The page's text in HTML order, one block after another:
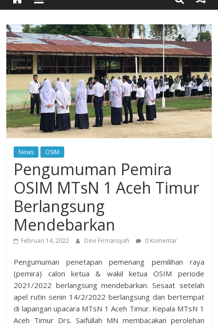
Timur
Simpang
Ulim,
Aceh
Timur
News OSIM
Pengumuman Pemira
OSIM MTsN 1 Aceh Timur
Berlangsung
Mendebarkan
Februari 14, 2022 Devi Firmansyah 0 Komentar
Pengumuman penetapan pemenang pemilihan raya
(pemira) calon ketua & wakil ketua OSIM periode
2021/2022 berlangsung mendebarkan. Sesaat setelah
apel rutin senin 14/2/2022 berlangsung dan bertempat
di lapangan upacara MTsN 1 Aceh Timur. Kepala MTsN 1
Aceh Timur Drs. Saifullah MN membacakan perolehan